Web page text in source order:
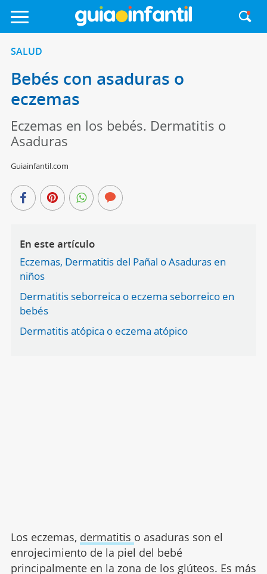
SALUD
Bebés con asaduras o
eczemas
Eczemas en los bebés. Dermatitis o
Asaduras
Guiainfantil.com
En este artículo
Eczemas, Dermatitis del Pañal o Asaduras en
niños
Dermatitis seborreica o eczema seborreico en
bebés
Dermatitis atópica o eczema atópico
Los eczemas, dermatitis o asaduras son el
enrojecimiento de la piel del bebé
principalmente en la zona de los glúteos. Es más